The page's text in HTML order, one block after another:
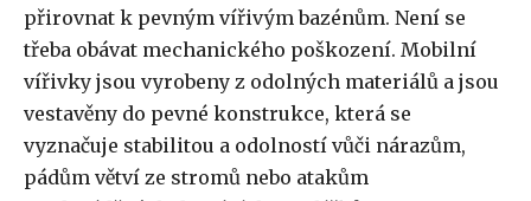
přirovnat k pevným vířivým bazénům. Není se
třeba obávat mechanického poškození. Mobilní
vířivky jsou vyrobeny z odolných materiálů a jsou
vestavěny do pevné konstrukce, která se
vyznačuje stabilitou a odolností vůči nárazům,
pádům větví ze stromů nebo atakům